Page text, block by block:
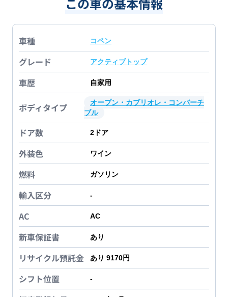
車種 コペン
グレード アクティブトップ
車歴 自家用
ボディタイプ
オープン・カブリオレ・コンバーチ
ブル
ドア数 2 ドア
外装色 ワイン
燃料 ガソリン
輸入区分 -
AC AC
新車保証書 あり
リサイクル預託金 あり 9170円
シフト位置 -